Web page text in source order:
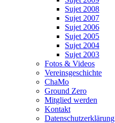
Sujet 2008
Sujet 2007
Sujet 2006
Sujet 2005
Sujet 2004
Sujet 2003
Fotos & Videos
Vereinsgeschichte
ChaMo
Ground Zero
Mitglied werden
Kontakt
Datenschutzerklärung